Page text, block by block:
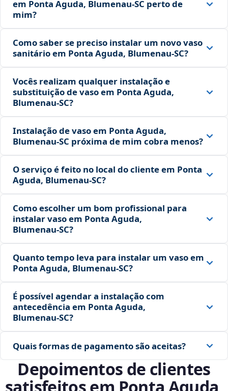
em Ponta Aguda, Blumenau‑SC perto de
mim?
Como saber se preciso instalar um novo vaso
sanitário em Ponta Aguda, Blumenau‑SC?
Vocês realizam qualquer instalação e
substituição de vaso em Ponta Aguda,
Blumenau‑SC?
Instalação de vaso em Ponta Aguda,
Blumenau‑SC próxima de mim cobra menos?
O serviço é feito no local do cliente em Ponta
Aguda, Blumenau‑SC?
Como escolher um bom profissional para
instalar vaso em Ponta Aguda,
Blumenau‑SC?
Quanto tempo leva para instalar um vaso em
Ponta Aguda, Blumenau‑SC?
É possível agendar a instalação com
antecedência em Ponta Aguda,
Blumenau‑SC?
Quais formas de pagamento são aceitas?
Depoimentos de clientes